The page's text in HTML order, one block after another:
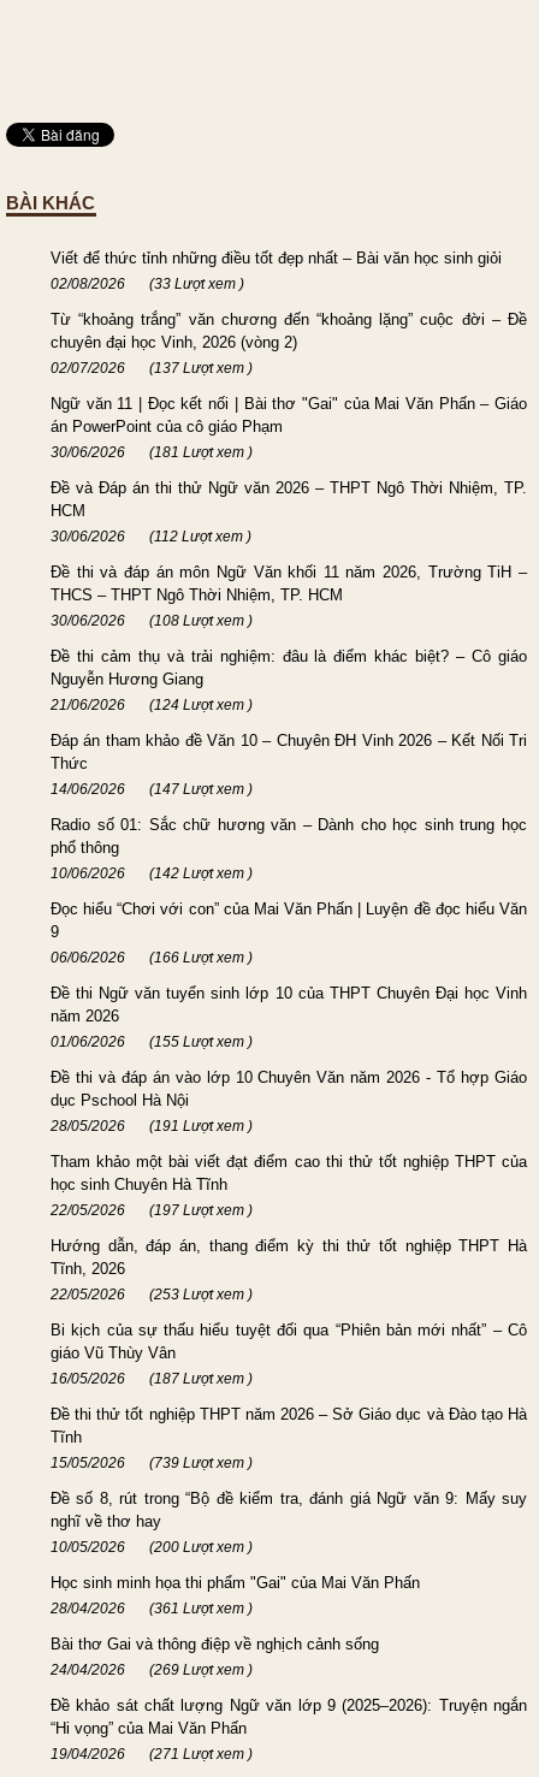
BÀI KHÁC
Viết để thức tỉnh những điều tốt đẹp nhất – Bài văn học sinh giỏi
02/08/2026 (33 Lượt xem )
Từ “khoảng trắng” văn chương đến “khoảng lặng” cuộc đời – Đề
chuyên đại học Vinh, 2026 (vòng 2)
02/07/2026 (137 Lượt xem )
Ngữ văn 11 | Đọc kết nối | Bài thơ "Gai" của Mai Văn Phấn – Giáo
án PowerPoint của cô giáo Phạm
30/06/2026 (181 Lượt xem )
Đề và Đáp án thi thử Ngữ văn 2026 – THPT Ngô Thời Nhiệm, TP.
HCM
30/06/2026 (112 Lượt xem )
Đề thi và đáp án môn Ngữ Văn khối 11 năm 2026, Trường TiH –
THCS – THPT Ngô Thời Nhiệm, TP. HCM
30/06/2026 (108 Lượt xem )
Đề thi cảm thụ và trải nghiệm: đâu là điểm khác biệt? – Cô giáo
Nguyễn Hương Giang
21/06/2026 (124 Lượt xem )
Đáp án tham khảo đề Văn 10 – Chuyên ĐH Vinh 2026 – Kết Nối Tri
Thức
14/06/2026 (147 Lượt xem )
Radio số 01: Sắc chữ hương văn – Dành cho học sinh trung học
phổ thông
10/06/2026 (142 Lượt xem )
Đọc hiểu “Chơi với con” của Mai Văn Phấn | Luyện đề đọc hiểu Văn
9
06/06/2026 (166 Lượt xem )
Đề thi Ngữ văn tuyển sinh lớp 10 của THPT Chuyên Đại học Vinh
năm 2026
01/06/2026 (155 Lượt xem )
Đề thi và đáp án vào lớp 10 Chuyên Văn năm 2026 - Tổ hợp Giáo
dục Pschool Hà Nội
28/05/2026 (191 Lượt xem )
Tham khảo một bài viết đạt điểm cao thi thử tốt nghiệp THPT của
học sinh Chuyên Hà Tĩnh
22/05/2026 (197 Lượt xem )
Hướng dẫn, đáp án, thang điểm kỳ thi thử tốt nghiệp THPT Hà
Tĩnh, 2026
22/05/2026 (253 Lượt xem )
Bi kịch của sự thấu hiểu tuyệt đối qua “Phiên bản mới nhất” – Cô
giáo Vũ Thùy Vân
16/05/2026 (187 Lượt xem )
Đề thi thử tốt nghiệp THPT năm 2026 – Sở Giáo dục và Đào tạo Hà
Tĩnh
15/05/2026 (739 Lượt xem )
Đề số 8, rút trong “Bộ đề kiểm tra, đánh giá Ngữ văn 9: Mấy suy
nghĩ về thơ hay
10/05/2026 (200 Lượt xem )
Học sinh minh họa thi phẩm "Gai" của Mai Văn Phấn
28/04/2026 (361 Lượt xem )
Bài thơ Gai và thông điệp về nghịch cảnh sống
24/04/2026 (269 Lượt xem )
Đề khảo sát chất lượng Ngữ văn lớp 9 (2025–2026): Truyện ngắn
“Hi vọng” của Mai Văn Phấn
19/04/2026 (271 Lượt xem )